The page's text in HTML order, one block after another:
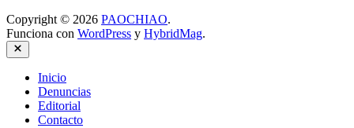
Copyright © 2026 PAOCHIAO.
Funciona con WordPress y HybridMag.
Cerrar
Inicio
Denuncias
Editorial
Contacto